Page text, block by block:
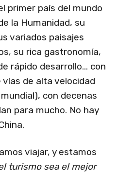
primer país del mundo
la Humanidad, su
variados paisajes
su rica gastronomía,
rápido desarrollo… con
de alta velocidad
con decenas
para mucho. No hay
viajar, y estamos
turismo sea el mejor